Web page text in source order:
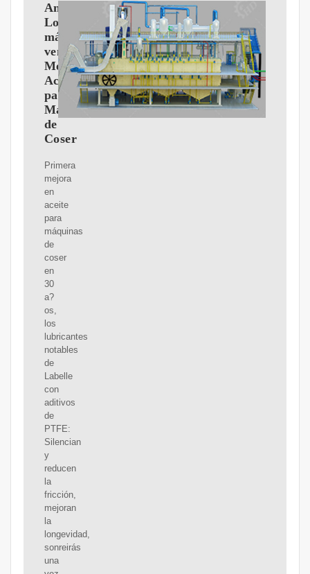
Amazon
Los
más
vendidos:
Mejor
Aceite
para
Máquina
de
Coser
Primera
mejora
en
aceite
para
máquinas
de
coser
en
30
a?
os,
los
lubricantes
notables
de
Labelle
con
aditivos
de
PTFE:
Silencian
y
reducen
la
fricción,
mejoran
la
longevidad,
sonreirás
una